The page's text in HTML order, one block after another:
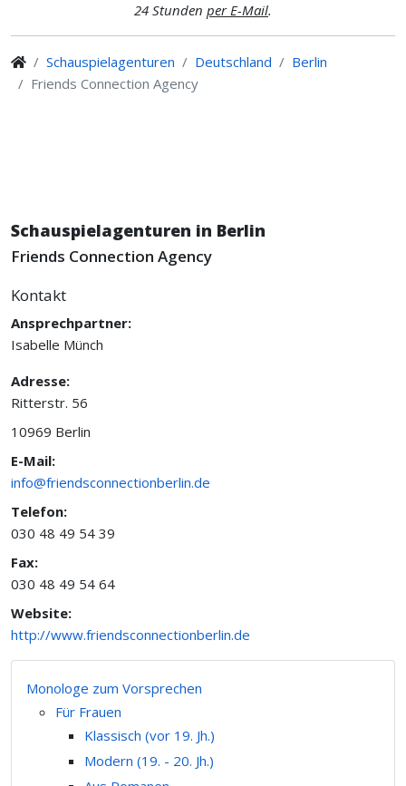
24 Stunden per E-Mail.
Schauspielagenturen Deutschland
Berlin
Friends Connection Agency
Schauspielagenturen in Berlin
Friends Connection Agency
Kontakt
Ansprechpartner:
Isabelle Münch
Adresse:
Ritterstr. 56
10969 Berlin
E-Mail:
info@friendsconnectionberlin.de
Telefon:
030 48 49 54 39
Fax:
030 48 49 54 64
Website:
http://www.friendsconnectionberlin.de
Monologe zum Vorsprechen
Für Frauen
Klassisch (vor 19. Jh.)
Modern (19. - 20. Jh.)